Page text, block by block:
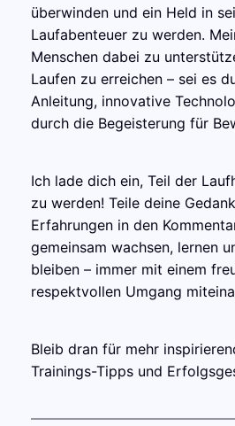
überwinden und ein Held in
Laufabenteuer zu werden.
Menschen dabei zu
Laufen zu erreichen – sei es
Anleitung, innovative
durch die Begeisterung für
Ich lade dich ein, Teil der
zu werden! Teile deine
Erfahrungen in den
gemeinsam wachsen, lernen
bleiben – immer mit einem
respektvollen Umgang
Bleib dran für mehr
Trainings-Tipps und